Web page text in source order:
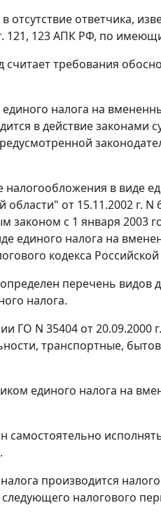
отсутствие ответчика,
121, 123АПК РФ, по
считает требования
налога на
в действие законами
налогообложения в виде
от 15.11.2002 г.
законом с 1 января 2003
единого налога на
кодекса
перечень видов
налога.
ГО N 35404 от
транспортные,
единого налога на
производится
налогового